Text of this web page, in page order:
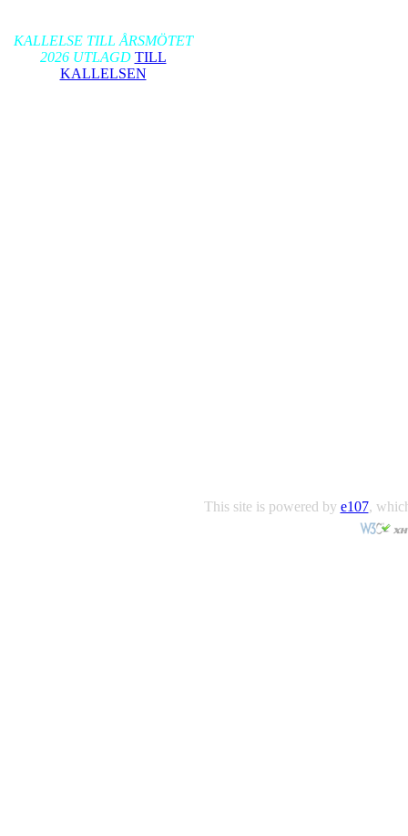
KALLELSE TILL ÅRSMÖTET
2026 UTLAGD TILL
KALLELSEN
This site is powered by e107,